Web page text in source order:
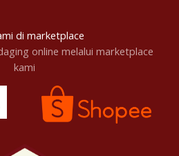
di marketplace
online melalui marketplace
kami